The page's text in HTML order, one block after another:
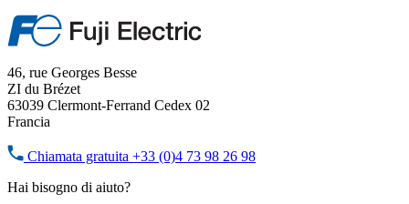
46, rue Georges Besse
ZI du Brézet
63039 Clermont-Ferrand Cedex 02
Francia
Chiamata gratuita +33 (0)4 73 98 26 98
Hai bisogno di aiuto?